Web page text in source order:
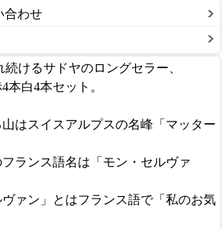
合わせ
続けるサドヤのロングセラー、
本白4本セット。
はスイスアルプスの名峰「マッター
フランス語名は「モン・セルヴァ
ァン」とはフランス語で「私のお気